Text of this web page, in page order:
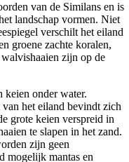
van de Similans en is
landschap vormen. Niet
verschilt het eiland
groene zachte koralen,
zijn op de
keien onder water.
het eiland bevindt zich
grote keien verspreid in
te slapen in het zand.
zijn geen
mogelijk mantas en